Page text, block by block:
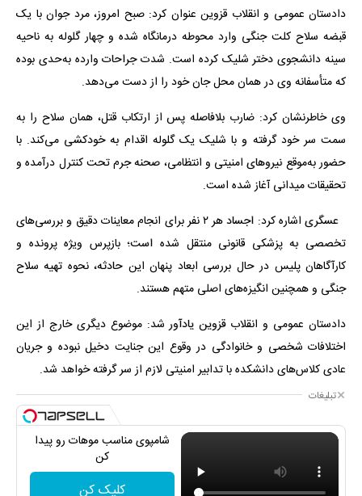
دادستان عمومی و انقلاب قزوین عنوان کرد: صبح امروز، مرد جوان با یک
قبضه سلاح کلت جنگی وارد محوطه درمانگاه شده و چهار گلوله به ناحیه
سینه دانشجوی دختر شلیک کرده است. شدت جراحات وارده به‌حدی بوده
که متأسفانه وی در همان محل جان خود را از دست می‌دهد.
وی خاطرنشان کرد: ضارب بلافاصله پس از ارتکاب قتل، همان سلاح را به
سمت سر خود گرفته و با شلیک یک گلوله اقدام به خودکشی می‌کند. با
حضور به‌موقع نیروهای امنیتی و انتظامی، صحنه جرم تحت کنترل درآمده و
تحقیقات میدانی آغاز شده است.
عسگری اشاره کرد: اجساد هر ۲ نفر برای انجام معاینات دقیق و بررسی‌های
تخصصی به پزشکی قانونی منتقل شده است؛ بازپرس ویژه پرونده و
کارآگاهان پلیس در حال بررسی ابعاد پنهان این حادثه، نحوه تهیه سلاح
جنگی و همچنین انگیزه‌های اصلی متهم هستند.
دادستان عمومی و انقلاب قزوین یادآور شد: موضوع دیگری خارج از این
اختلافات شخصی و خانوادگی در وقوع این جنایت دخیل نبوده و جریان
عادی کلاس‌های دانشکده با تدابیر امنیتی لازم از سر گرفته خواهد شد.
تبلیغات
شامپوی مناسب موهات رو پیدا
کن
کلیک کن